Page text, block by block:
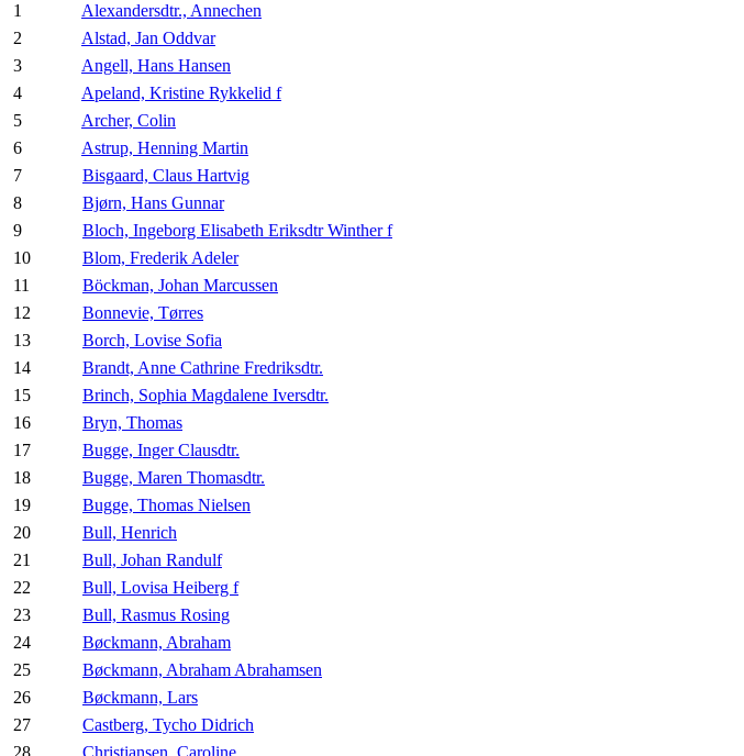
1
Alexandersdtr., Annechen
2
Alstad, Jan Oddvar
3
Angell, Hans Hansen
4
Apeland, Kristine Rykkelid f
5
Archer, Colin
6
Astrup, Henning Martin
7
Bisgaard, Claus Hartvig
8
Bjørn, Hans Gunnar
9
Bloch, Ingeborg Elisabeth Eriksdtr Winther f
10
Blom, Frederik Adeler
11
Böckman, Johan Marcussen
12
Bonnevie, Tørres
13
Borch, Lovise Sofia
14
Brandt, Anne Cathrine Fredriksdtr.
15
Brinch, Sophia Magdalene Iversdtr.
16
Bryn, Thomas
17
Bugge, Inger Clausdtr.
18
Bugge, Maren Thomasdtr.
19
Bugge, Thomas Nielsen
20
Bull, Henrich
21
Bull, Johan Randulf
22
Bull, Lovisa Heiberg f
23
Bull, Rasmus Rosing
24
Bøckmann, Abraham
25
Bøckmann, Abraham Abrahamsen
26
Bøckmann, Lars
27
Castberg, Tycho Didrich